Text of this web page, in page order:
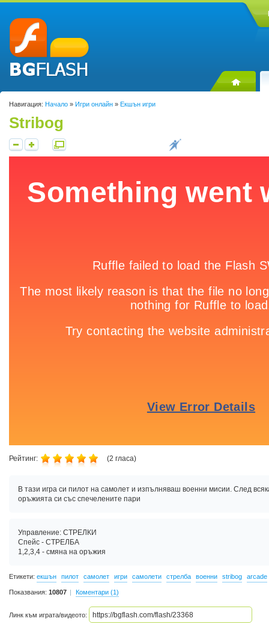
Навигация: Начало » Игри онлайн » Екшън игри
Stribog
Рейтинг: (2 гласа)
В тази игра си пилот на самолет и изпълняваш военни мисии. След
оръжията си със спечелените пари
Управление: СТРЕЛКИ
Спейс - СТРЕЛБА
1,2,3,4 - смяна на оръжия
Етикети: екшън пилот самолет игри самолети стрелба военни stribog arcade
Показвания: 10807 Коментари (1)
Линк към играта/видеото: